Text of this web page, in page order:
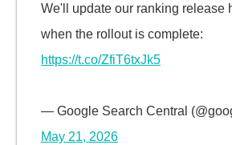
We'll update our ranking release
when the rollout is complete:
https://t.co/ZfiT6txJk5
— Google Search Central
May 21, 2026